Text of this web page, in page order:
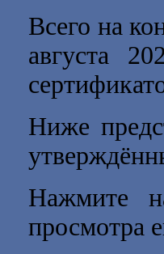
Всего на
августа
Ниже
Нажмите
просмотра